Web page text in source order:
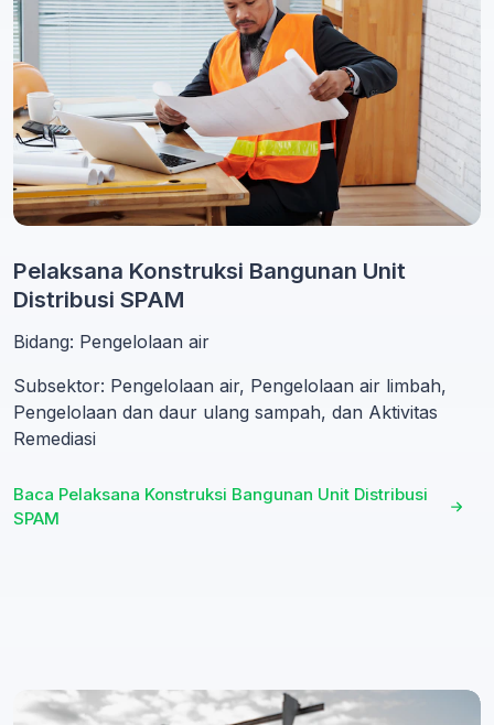
Pelaksana Konstruksi Bangunan Unit
Distribusi SPAM
Bidang: Pengelolaan air
Subsektor: Pengelolaan air, Pengelolaan air limbah,
Pengelolaan dan daur ulang sampah, dan Aktivitas
Remediasi
Baca Pelaksana Konstruksi Bangunan Unit Distribusi
SPAM